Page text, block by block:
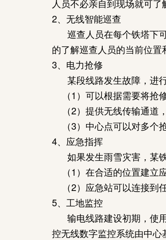
人员不必亲自到现场就可了
2、无线智能巡查
巡查人员在每个铁塔下可
的了解巡查人员的当前位置
3、电力抢修
某段线路发生故障，进
（1）可以根据需要将抢
（2）提供无线传输通道
（3）中心点可以对多个
4、应急指挥
如果发生雨雪灾害，某铁
（1）在合适的位置建立
（2）应急站可以连接到
5、工地监控
输电线路建设初期，使用
控无线数字监控系统由中